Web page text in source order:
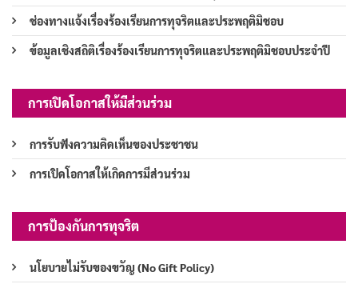
ช่องทางแจ้งเรื่องร้องเรียนการทุจริตและประพฤติมิชอบ
ข้อมูลเชิงสถิติเรื่องร้องเรียนการทุจริตและประพฤติมิชอบประจำปี
การเปิดโอกาสให้มีส่วนร่วม
การรับฟังความคิดเห็นของประชาชน
การเปิดโอกาสให้เกิดการมีส่วนร่วม
การป้องกันการทุจริต
นโยบายไม่รับของขวัญ (No Gift Policy)